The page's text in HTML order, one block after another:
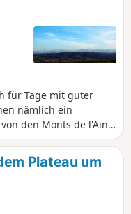
für Tage mit guter
nämlich ein
den Monts de l'Ain
die Chartreuse, die
und den Dévoluy
reicht. Die Strecke
auf.
Plateau um